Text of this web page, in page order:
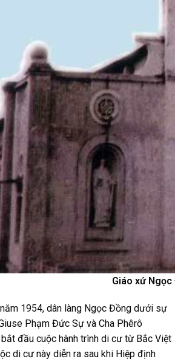
Giáo xứ
1954, dân làng Ngọc Đồng dưới sự
Phạm Đức Sự và Cha Phêrô
bắt đầu cuộc hành trình di cư từ Bắc Việt
di cư này diễn ra sau khi Hiệp định